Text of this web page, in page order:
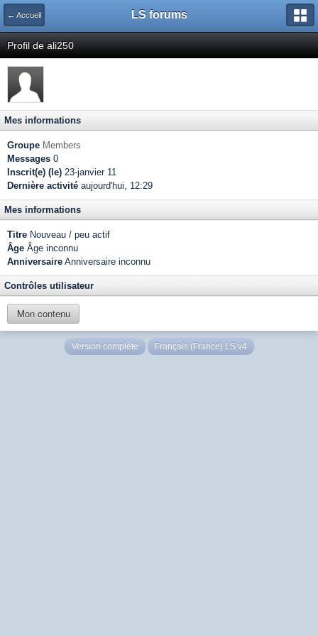
← Accueil LS forums
Profil de ali250
Mes informations
Groupe Members
Messages 0
Inscrit(e) (le) 23-janvier 11
Dernière activité aujourd'hui, 12:29
Mes informations
Titre Nouveau / peu actif
Âge Âge inconnu
Anniversaire Anniversaire inconnu
Contrôles utilisateur
Mon contenu
Version complète Français (France) LS v4